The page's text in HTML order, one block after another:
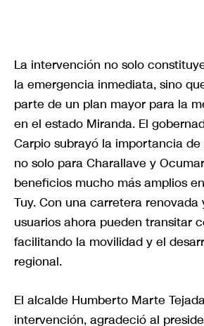
La intervención no solo
la emergencia inmediata, sino
parte de un plan mayor para la
en el estado Miranda. El
Carpio subrayó la importancia
no solo para Charallave y
beneficios mucho más amplios
Tuy. Con una carretera renovada
usuarios ahora pueden transitar
facilitando la movilidad y el
regional.
El alcalde Humberto Marte
intervención, agradeció al